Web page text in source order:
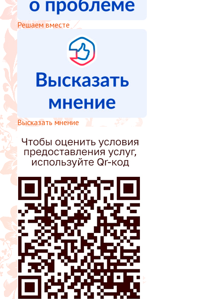
Решаем вместе
Высказать мнение